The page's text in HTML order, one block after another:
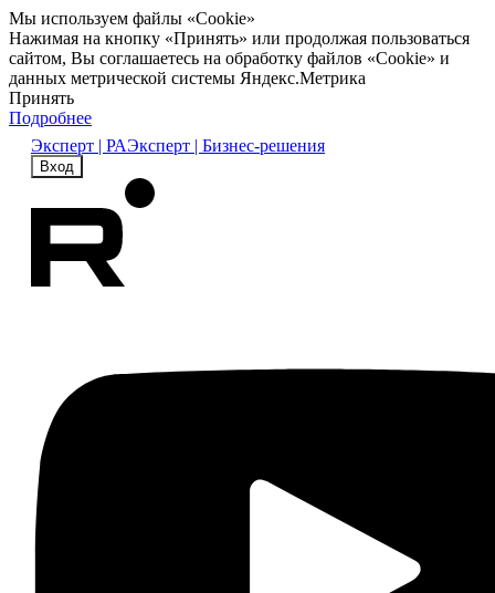
Мы используем файлы «Cookie»
Нажимая на кнопку «Принять» или продолжая пользоваться
сайтом, Вы соглашаетесь на обработку файлов «Cookie» и
данных метрической системы Яндекс.Метрика
Принять
Подробнее
Эксперт | РАЭксперт | Бизнес-решения
Вход